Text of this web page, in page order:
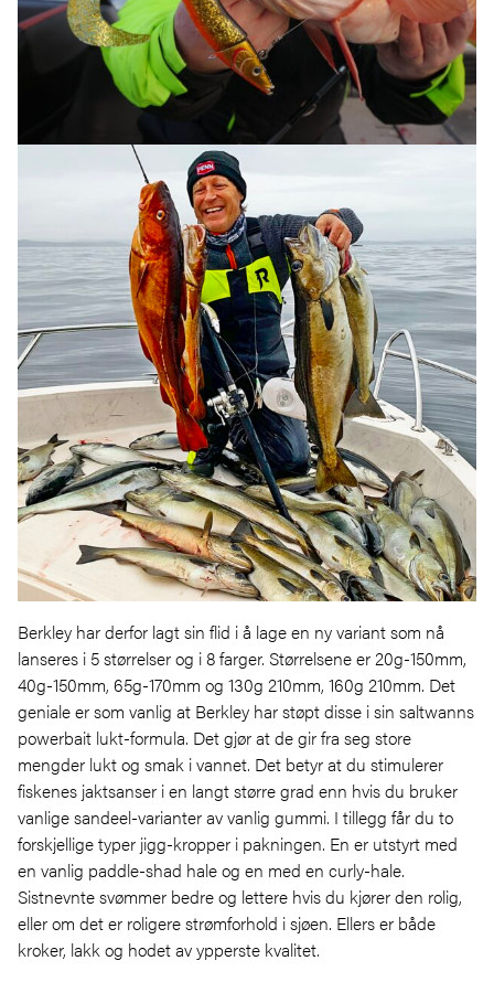
Berkley har derfor lagt sin flid i å lage en ny variant som nå
lanseres i 5 størrelser og i 8 farger. Størrelsene er 20g-150mm,
40g-150mm, 65g-170mm og 130g 210mm, 160g 210mm. Det
geniale er som vanlig at Berkley har støpt disse i sin saltwanns
powerbait lukt-formula. Det gjør at de gir fra seg store
mengder lukt og smak i vannet. Det betyr at du stimulerer
fiskenes jaktsanser i en langt større grad enn hvis du bruker
vanlige sandeel-varianter av vanlig gummi. I tillegg får du to
forskjellige typer jigg-kropper i pakningen. En er utstyrt med
en vanlig paddle-shad hale og en med en curly-hale.
Sistnevnte svømmer bedre og lettere hvis du kjører den rolig,
eller om det er roligere strømforhold i sjøen. Ellers er både
kroker, lakk og hodet av ypperste kvalitet.